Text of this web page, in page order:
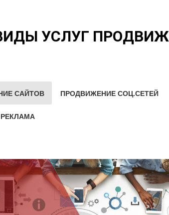
УСЛУГ
САЙТОВ ПРОДВИЖЕНИЕ СОЦ.СЕТЕЙ